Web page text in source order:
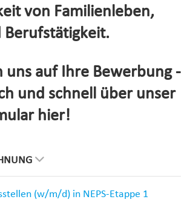
von Familienleben,
Berufstätigkeit.
uns auf Ihre Bewerbung -
und schnell über unser
hier!
(w/m/d) in NEPS-Etappe 1